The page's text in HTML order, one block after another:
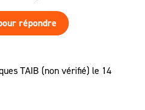
répondre
TAIB (non vérifié) le 14